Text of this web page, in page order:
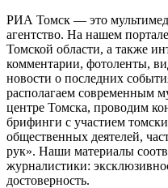
РИА Томск — это
агентство. На нашем
Томской области, а также
комментарии, фотоленты,
новости о последних
располагаем современным
центре Томска, проводим
брифинги с участием
общественных деятелей,
рук». Наши материалы
журналистики:
достоверность.